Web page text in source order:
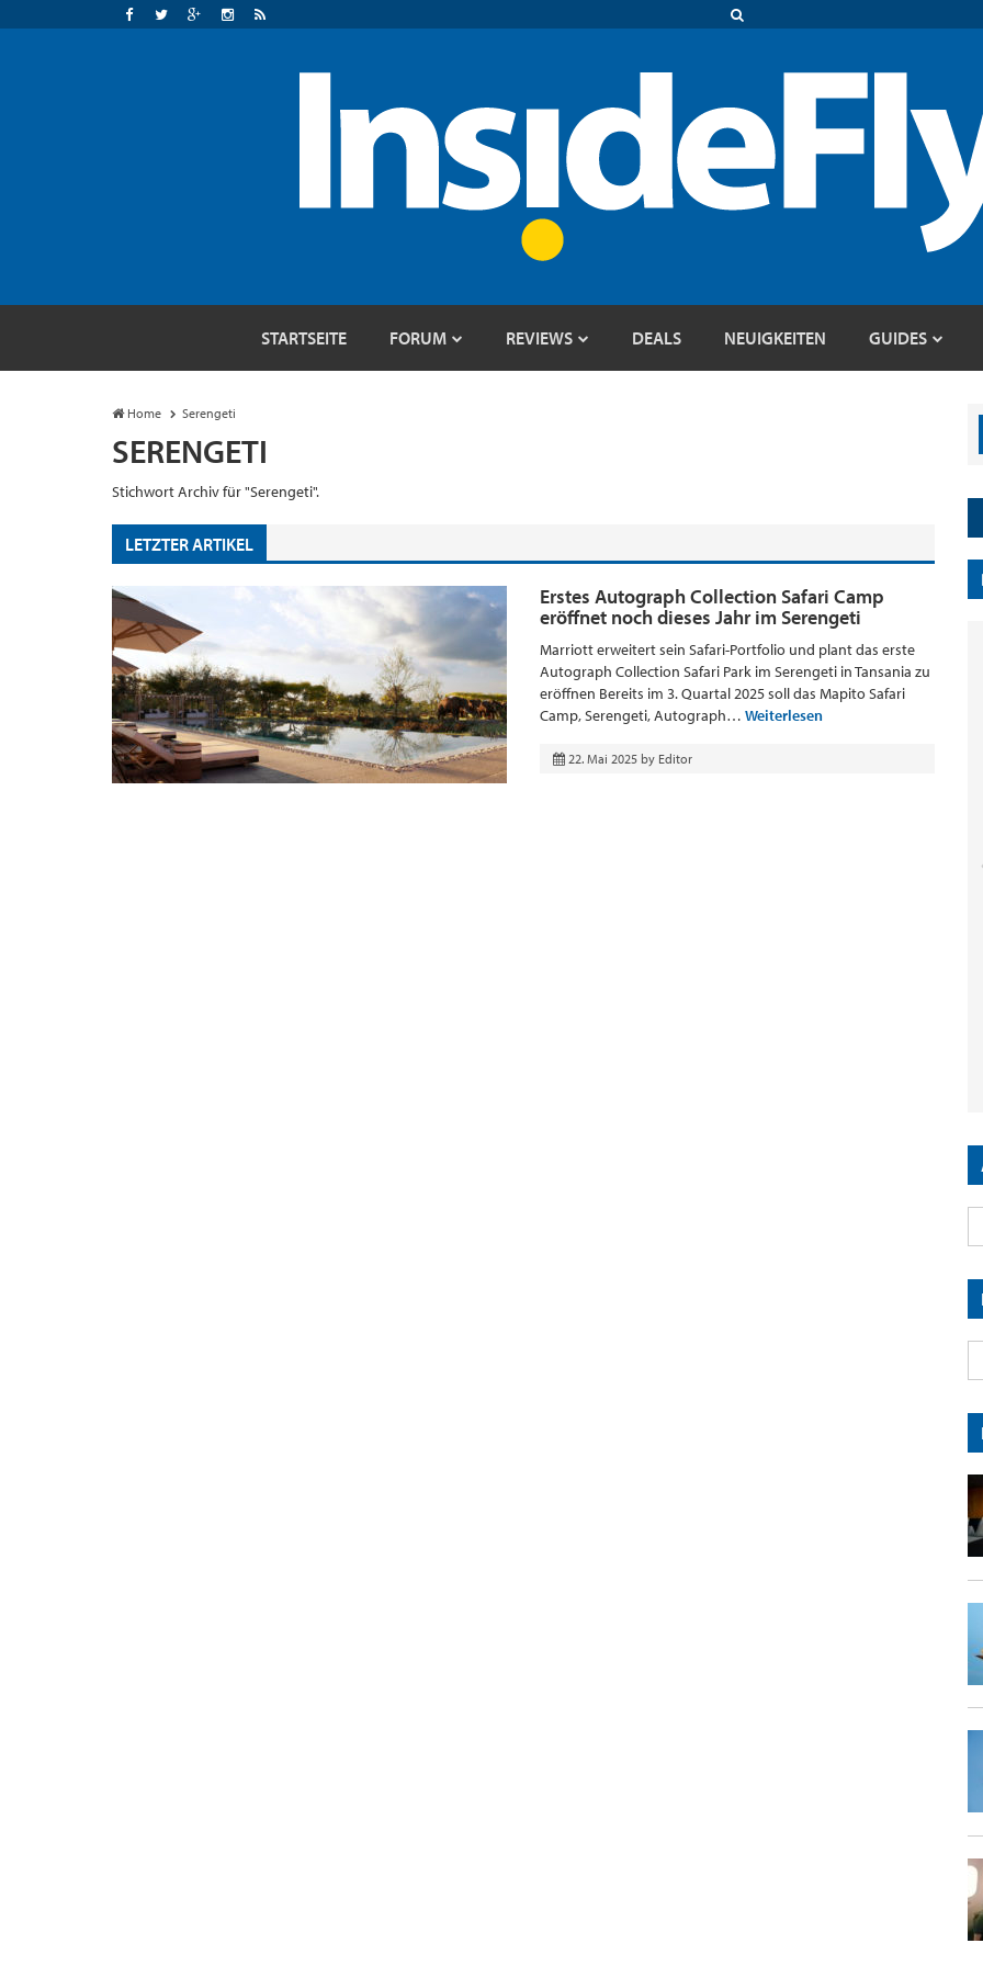
STARTSEITE FORUM REVIEWS DEALS NEUIGKEITEN GUIDES
Home Serengeti
SERENGETI
Stichwort Archiv für "Serengeti".
LETZTER ARTIKEL
Erstes Autograph Collection Safari Camp
eröffnet noch dieses Jahr im Serengeti
Marriott erweitert sein Safari-Portfolio und plant das erste
Autograph Collection Safari Park im Serengeti in Tansania zu
eröffnen Bereits im 3. Quartal 2025 soll das Mapito Safari
Camp, Serengeti, Autograph… Weiterlesen
22. Mai 2025 by Editor